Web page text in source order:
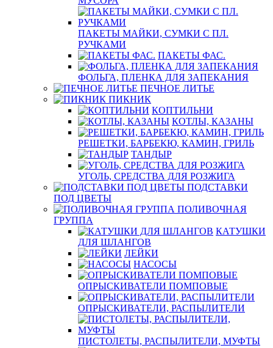
ПАКЕТЫ МАЙКИ, СУМКИ С ПЛ.
РУЧКАМИ
ПАКЕТЫ ФАС.
ФОЛЬГА, ПЛЕНКА ДЛЯ ЗАПЕКАНИЯ
ПЕЧНОЕ ЛИТЬЕ
ПИКНИК
КОПТИЛЬНИ
КОТЛЫ, КАЗАНЫ
РЕШЕТКИ, БАРБЕКЮ, КАМИН, ГРИЛЬ
ТАНДЫР
УГОЛЬ, СРЕДСТВА ДЛЯ РОЗЖИГА
ПОДСТАВКИ
ПОД ЦВЕТЫ
ПОЛИВОЧНАЯ
ГРУППА
КАТУШКИ
ДЛЯ ШЛАНГОВ
ЛЕЙКИ
НАСОСЫ
ОПРЫСКИВАТЕЛИ ПОМПОВЫЕ
ОПРЫСКИВАТЕЛИ, РАСПЫЛИТЕЛИ
ПИСТОЛЕТЫ, РАСПЫЛИТЕЛИ, МУФТЫ